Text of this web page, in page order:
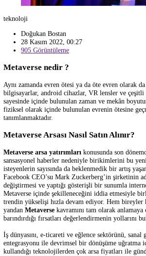
Doğukan Bostan
28 Kasım 2022, 00:27
905 Görüntüleme
Metaverse nedir ?
Aynı zamanda evren ötesi ya da öte evren
bilgisayarlar, android cihazlar, VR lensler ve
sayesinde içinde bulunulan zaman ve mekân
fiziksel olarak içinde bulunulan evrenin
tanımlanmaktadır.